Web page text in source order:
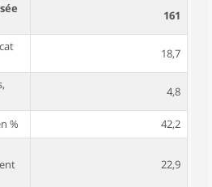
161
18,7
4,8
%
42,2
22,9